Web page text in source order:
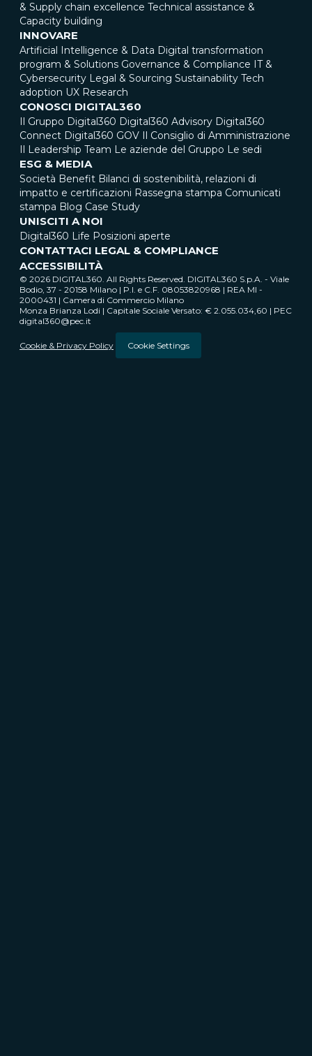
& Supply chain excellence Technical assistance &
Capacity building
INNOVARE
Artificial Intelligence & Data Digital transformation
program & Solutions Governance & Compliance IT &
Cybersecurity Legal & Sourcing Sustainability Tech
adoption UX Research
CONOSCI DIGITAL360
Il Gruppo Digital360 Digital360 Advisory Digital360
Connect Digital360 GOV
Il Consiglio di Amministrazione
Il Leadership Team Le aziende del Gruppo Le sedi
ESG & MEDIA
Società Benefit Bilanci di sostenibilità, relazioni di
impatto e certificazioni Rassegna stampa Comunicati
stampa Blog Case Study
UNISCITI A NOI
Digital360 Life Posizioni aperte
CONTATTACI LEGAL & COMPLIANCE
ACCESSIBILITÀ
© 2026 DIGITAL360. All Rights Reserved. DIGITAL360 S.p.A. - Viale
Bodio, 37 - 20158 Milano | P.I. e C.F. 08053820968 | REA MI -
2000431 | Camera di Commercio Milano
Monza Brianza Lodi | Capitale Sociale Versato: € 2.055.034,60 | PEC
digital360@pec.it
Cookie & Privacy Policy Cookie Settings